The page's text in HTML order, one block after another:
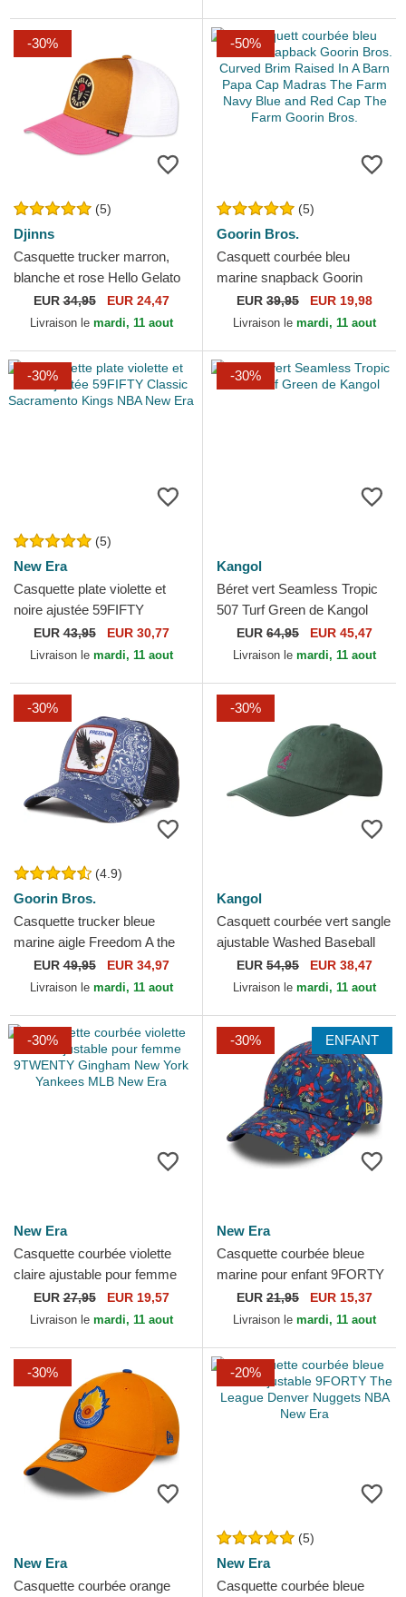
-30%
(5)
Djinns
Casquette trucker marron,
blanche et rose Hello Gelato
HFT Food Djinns
EUR34,95 EUR 24,47
Livraison le mardi, 11 aout
-50%
(5)
Goorin Bros.
Casquett courbée bleu
marine snapback Goorin
Bros. Curved Brim Raised In
A Barn Papa Cap Madras...
EUR 39,95 EUR 19,98
Livraison le mardi, 11 aout
-30%
(5)
New Era
Casquette plate violette et
noire ajustée 59FIFTY
Classic Sacramento Kings
NBA New Era
EUR43,95 EUR 30,77
Livraison le mardi, 11 aout
-30%
Kangol
Béret vert Seamless Tropic
507 Turf Green de Kangol
EUR 64,95 EUR 45,47
Livraison le mardi, 11 aout
-30%
(4.9)
Goorin Bros.
Casquette trucker bleue
marine aigle Freedom A the
W in a D The Farm Paisley
Goorin Bros.
EUR49,95 EUR 34,97
Livraison le mardi, 11 aout
-30%
Kangol
Casquett courbée vert sangle
ajustable Washed Baseball
Algae de Kangol
EUR 54,95 EUR 38,47
Livraison le mardi, 11 aout
-30%
New Era
Casquette courbée violette
claire ajustable pour femme
9TWENTY Gingham New
York Yankees MLB New Era
EUR27,95 EUR 19,57
Livraison le mardi, 11 aout
-30% ENFANT
New Era
Casquette courbée bleue
marine pour enfant 9FORTY
All Over Print Superman DC
Comics New Era
EUR 21,95 EUR 15,37
Livraison le mardi, 11 aout
-30%
New Era
Casquette courbée orange
-20%
(5)
New Era
Casquette courbée bleue